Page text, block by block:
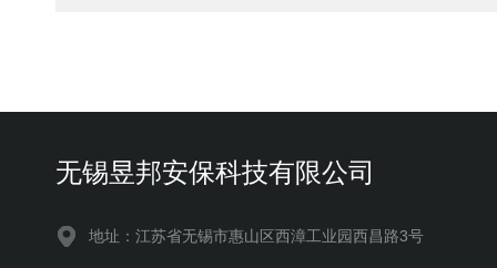
无锡昱邦安保科技有限公司
地址：江苏省无锡市惠山区西漳工业园西昌路3号